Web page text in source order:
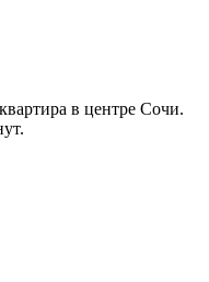
в центре Сочи.